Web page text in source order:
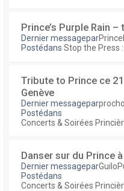
Prince’s Purple Rain
Dernier messagepar
Postédans Stop the Press
Tribute to Prince ce
Genève
Dernier messagepar
Postédans
Concerts & Soirées
Danser sur du Prince
Dernier messagepar
Postédans
Concerts & Soirées